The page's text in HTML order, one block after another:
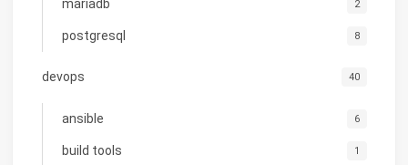
mariadb 2
postgresql 8
devops 40
ansible 6
build tools 1